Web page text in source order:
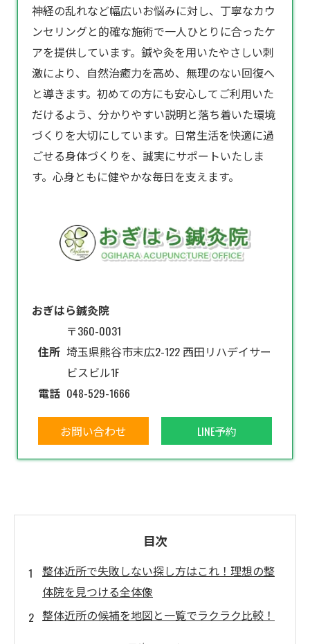
神経の乱れなど幅広いお悩みに対し、丁寧なカウ
ンセリングと的確な施術で一人ひとりに合ったケ
アを提供しています。鍼や灸を用いたやさしい刺
激により、自然治癒力を高め、無理のない回復へ
と導きます。初めての方にも安心してご利用いた
だけるよう、分かりやすい説明と落ち着いた環境
づくりを大切にしています。日常生活を快適に過
ごせる身体づくりを、誠実にサポートいたしま
す。心身ともに健やかな毎日を支えます。
おぎはら鍼灸院
住所
〒360-0031
埼玉県熊谷市末広2-122 西田リハデイサー
ビスビル1F
電話 048-529-1666
お問い合わせ LINE予約
目次
整体近所で失敗しない探し方はこれ！理想の整
体院を見つける全体像
整体近所の候補を地図と一覧でラクラク比較！